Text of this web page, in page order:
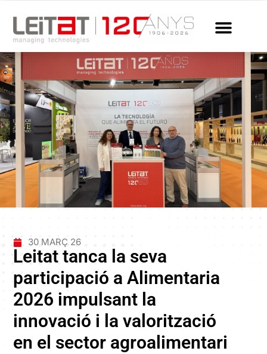
30 MARÇ 26
Leitat tanca la seva
participació a Alimentaria
2026 impulsant la
innovació i la valorització
en el sector agroalimentari